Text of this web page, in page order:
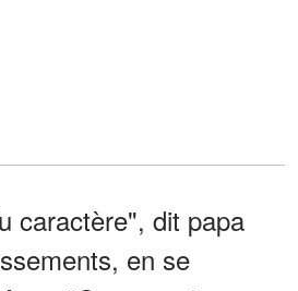
caractère", dit papa
en se